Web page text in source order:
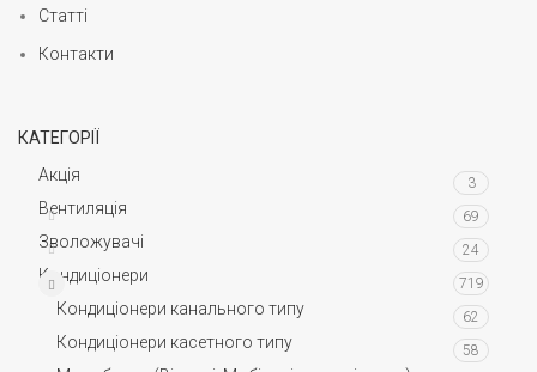
Статті
Контакти
КАТЕГОРІЇ
Акція
3
Вентиляція 69
Зволожувачі 24
Кондиціонери 719
Кондиціонери канального типу 62
Кондиціонери касетного типу 58